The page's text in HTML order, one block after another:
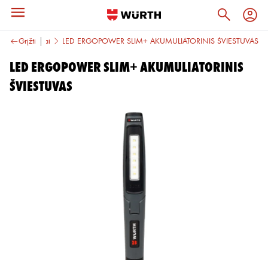
Grįžti
ir priedai LED ERGOPOWER SLIM+ AKUMULIATORINIS ŠVIESTUVAS
LED ERGOPOWER SLIM+ AKUMULIATORINIS
ŠVIESTUVAS